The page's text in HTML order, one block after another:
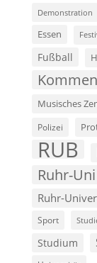
Demonstration
Essen
Fußball
Musisches
Polizei
RUB
Ruhr-
Ruhr-
Sport
Studium